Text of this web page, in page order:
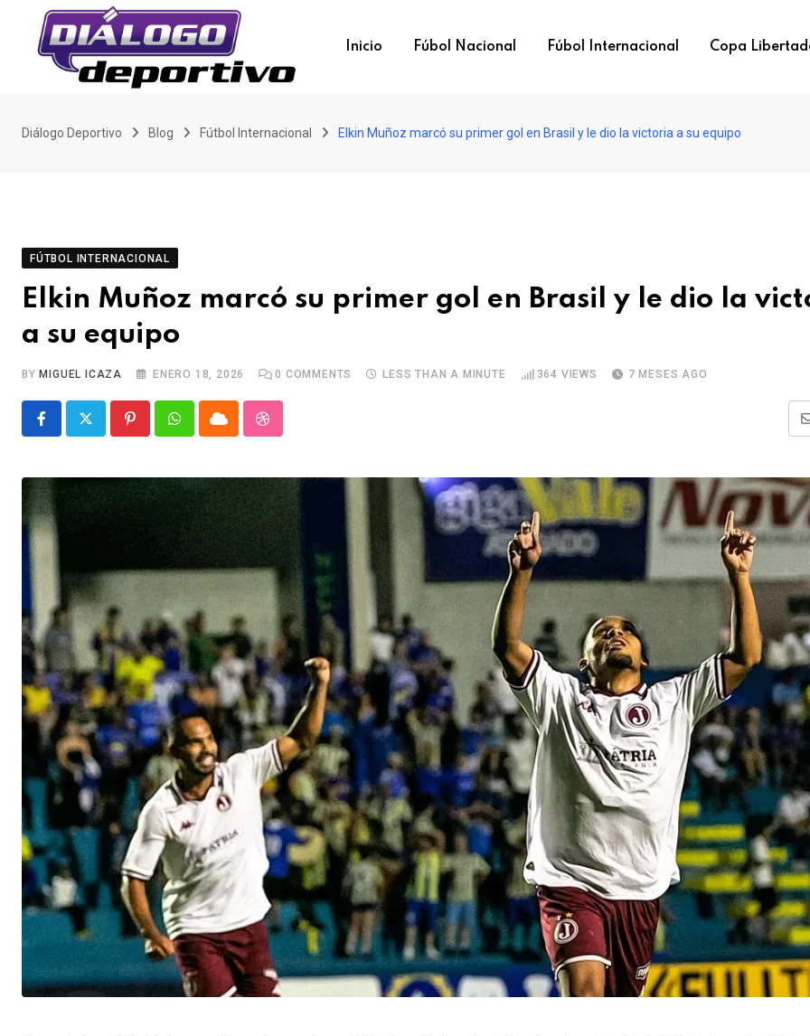
content
Inicio Fúbol Nacional Fúbol Internacional Copa
Diálogo Deportivo Blog Fútbol Internacional Elkin Muñoz marcó su primer gol en Brasil y le dio la victoria a su equipo
FÚTBOL INTERNACIONAL
Elkin Muñoz marcó su primer gol en Brasil y le dio la
a su equipo
BY MIGUEL ICAZA ENERO 18, 2026 0 COMMENTS LESS THAN A MINUTE 364 VIEWS 7 MESES AGO
PinterestWhatsappCloud StumbleUpon